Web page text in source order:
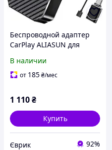
Беспроводной адаптер
CarPlay ALIASUN для
удлинителем Type-C,
Bluethooth
В наличии
от 185₴/мес
1 110₴
Купить
Єврик 92%